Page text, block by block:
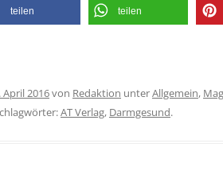
teilen teilen
April 2016von Redaktion unterAllgemein,
AT Verlag, Darmgesund.